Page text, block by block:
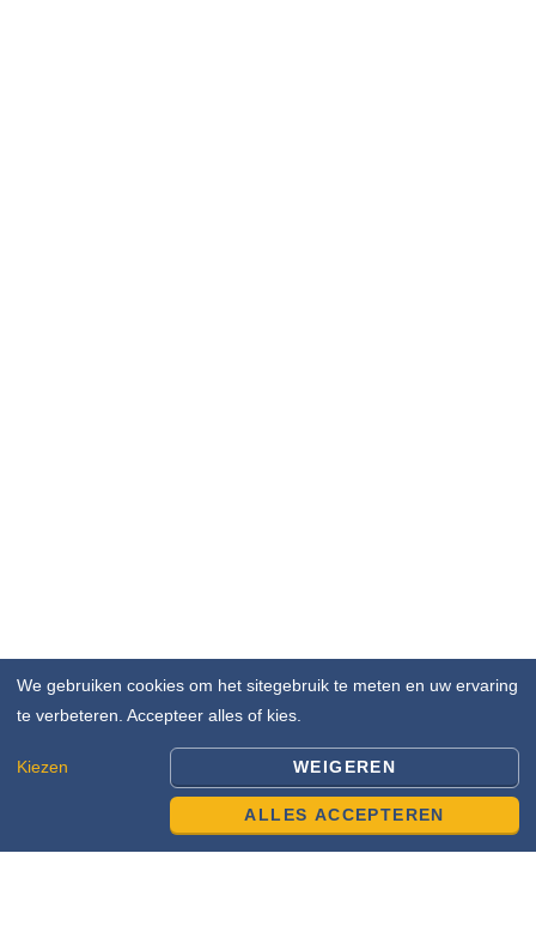
We gebruiken cookies om het sitegebruik te meten en uw ervaring
te verbeteren. Accepteer alles of kies.
Kiezen WEIGEREN
ALLES ACCEPTEREN